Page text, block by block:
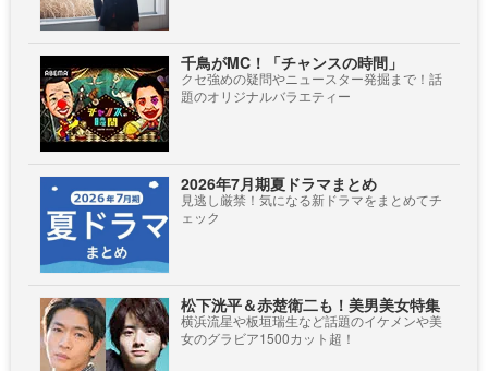
千鳥がMC！「チャンスの時間」
クセ強めの疑問やニュースター発掘まで！話
題のオリジナルバラエティー
2026年7月期夏ドラマまとめ
見逃し厳禁！気になる新ドラマをまとめてチ
ェック
松下洸平＆赤楚衛二も！美男美女特集
横浜流星や板垣瑞生など話題のイケメンや美
女のグラビア1500カット超！